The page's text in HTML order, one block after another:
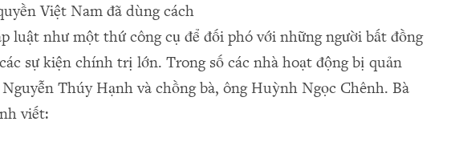
Việt Nam đã dùng cách
luật như một thứ công cụ để đối phó với những người bất đồng
sự kiện chính trị lớn. Trong số các nhà hoạt động bị quản
Thúy Hạnh và chồng bà, ông Huỳnh Ngọc Chênh. Bà
viết: